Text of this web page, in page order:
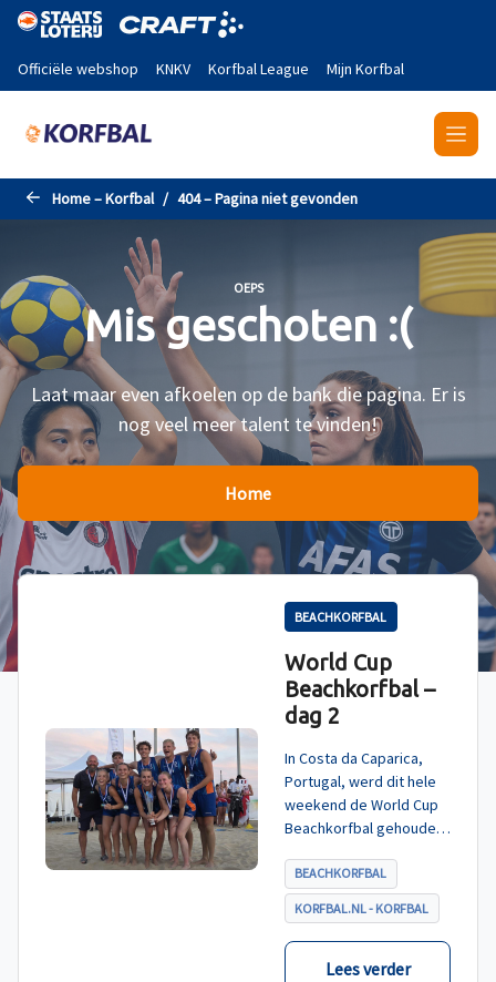
Naar de hoofdinhoud gaan
Officiële webshop KNKV Korfbal League Mijn Korfbal
Home – Korfbal 404 – Pagina niet gevonden
OEPS
Mis geschoten :(
Laat maar even afkoelen op de bank die pagina. Er is
nog veel meer talent te vinden!
Home
BEACHKORFBAL
World Cup
Beachkorfbal –
dag 2
In Costa da Caparica,
Portugal, werd dit hele
weekend de World Cup
Beachkorfbal gehouden.
tegen België, die
eindigde in shoot-outs,
was het Nederland dat
er met het goud vandoor
BEACHKORFBAL
KORFBAL.NL - KORFBAL
Lees verder